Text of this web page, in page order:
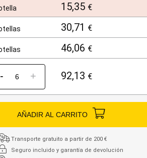
15,35 €
30,71 €
46,06 €
- + 92,13 €
AÑADIR AL CARRITO
Transporte gratuito a partir de 200 €
Seguro incluido y garantía de devolución